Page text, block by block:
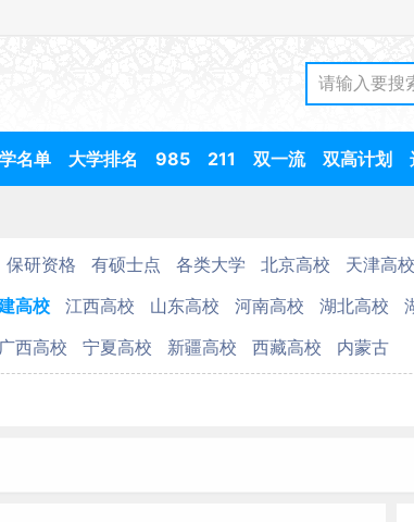
名单 大学排名 985 211 双一流 双高计划
保研资格 有硕士点 各类大学 北京高校 天津高校
高校 江西高校 山东高校 河南高校 湖北高校
广西高校 宁夏高校 新疆高校 西藏高校 内蒙古